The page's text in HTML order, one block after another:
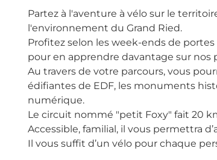
Partez à l'aventure à vélo sur le
l'environnement du Grand Ried.
Profitez selon les week-ends de
pour en apprendre davantage sur nos
Au travers de votre parcours, vous
édifiantes de EDF, les monuments
numérique.
Le circuit nommé "petit Foxy" fait 20
Accessible, familial, il vous permettra
Il vous suffit d’un vélo pour chaque